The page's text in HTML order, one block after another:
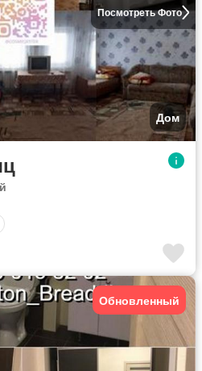
Посмотреть Фото
Дом
Обновленный